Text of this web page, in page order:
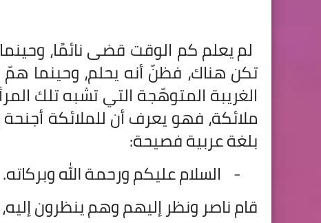
لم يعلم كم الوقت قضى نائمًا،
تكن هناك، فظنّ أنه يحلم، وحينما
الغريبة المتوهّجة التي تشبه تلك
ملائكة، فهو يعرف أن للملائكة
بلغة عربية فصيحة:
- السلام عليكم ورحمة الله وبركاته.
قام ناصر ونظر إليهم وهم ينظرون